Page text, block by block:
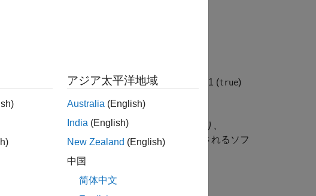
デプロイ モードで実行されている場合は logical 1 (true)
関数とデータのコレクションで構成されており、
MATLAB Runtimeライブラリを使用して実行されるソフ
アジア太平洋地域
Australia (English)
India (English)
New Zealand (English)
中国
简体中文